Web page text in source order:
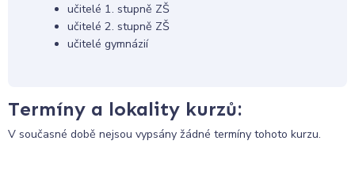
učitelé 1. stupně ZŠ
učitelé 2. stupně ZŠ
učitelé gymnázií
Termíny a lokality kurzů:
V současné době nejsou vypsány žádné termíny tohoto kurzu.